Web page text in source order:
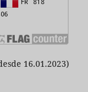
16.01.2023)